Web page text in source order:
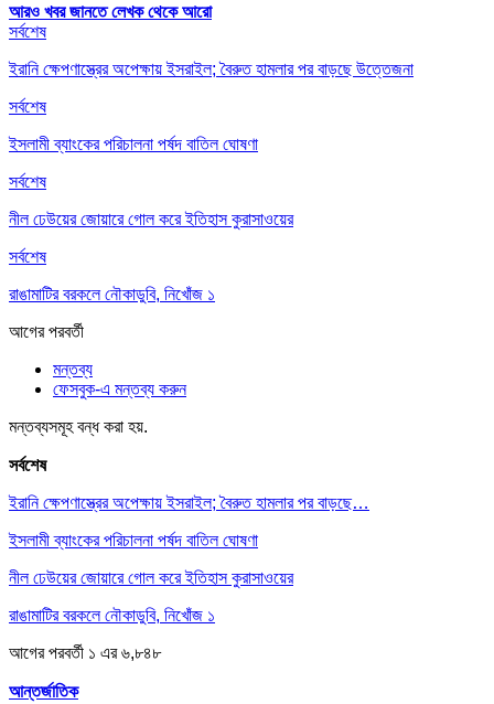
আরও খবর জানতে লেখক থেকে আরো
সর্বশেষ
ইরানি ক্ষেপণাস্ত্রের অপেক্ষায় ইসরাইল; বৈরুত হামলার পর বাড়ছে উত্তেজনা
সর্বশেষ
ইসলামী ব্যাংকের পরিচালনা পর্ষদ বাতিল ঘোষণা
সর্বশেষ
নীল ঢেউয়ের জোয়ারে গোল করে ইতিহাস কুরাসাওয়ের
সর্বশেষ
রাঙামাটির বরকলে নৌকাডুবি, নিখোঁজ ১
আগেরপরবর্তী
মন্তব্য
ফেসবুক-এ মন্তব্য করুন
মন্তব্যসমূহ বন্ধ করা হয়.
সর্বশেষ
ইরানি ক্ষেপণাস্ত্রের অপেক্ষায় ইসরাইল; বৈরুত হামলার পর বাড়ছে…
ইসলামী ব্যাংকের পরিচালনা পর্ষদ বাতিল ঘোষণা
নীল ঢেউয়ের জোয়ারে গোল করে ইতিহাস কুরাসাওয়ের
রাঙামাটির বরকলে নৌকাডুবি, নিখোঁজ ১
আগেরপরবর্তী ১ এর ৬,৮৪৮
আন্তর্জাতিক